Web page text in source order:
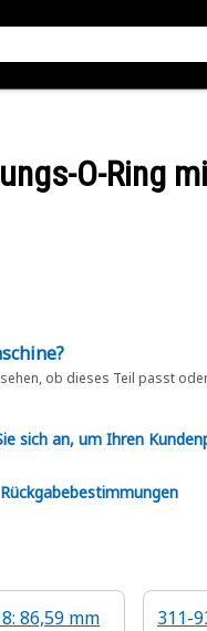
O-Ring
ob dieses Teil passt
sich an, um Ihren
Rückgabebestimmungen
86,59 mm
311-